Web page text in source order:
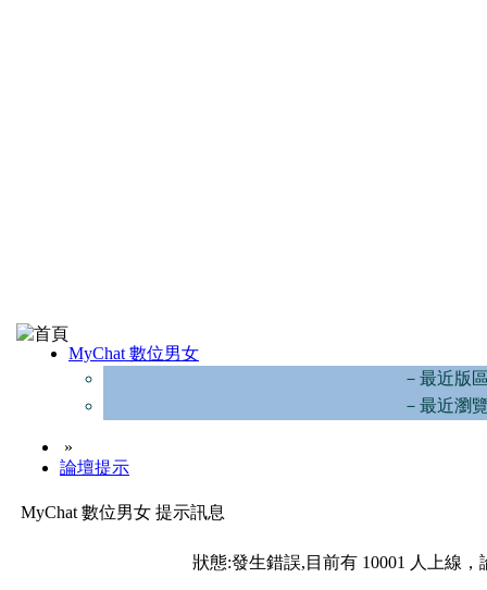
MyChat 數位男女
－最近版
－最近瀏
»
論壇提示
MyChat 數位男女 提示訊息
狀態:發生錯誤,目前有 10001 人上線